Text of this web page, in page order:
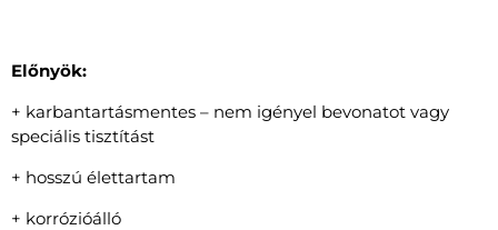
Előnyök:
+ karbantartásmentes – nem igényel bevonatot vagy
speciális tisztítást
+ hosszú élettartam
+ korrózióálló